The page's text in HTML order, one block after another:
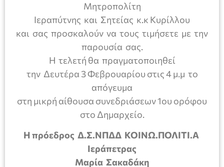
Μητροπολίτη
Ιεραπύτνης και Σητείας κ.κ Κυρίλλου
και σας προσκαλούν να τους τιμήσετε με την
παρουσία σας.
Η τελετή θα πραγματοποιηθεί
την Δευτέρα 3 Φεβρουαρίου στις 4 μ.μ το
απόγευμα
στη μικρή αίθουσα συνεδριάσεων 1ου ορόφου
στο Δημαρχείο.
Η πρόεδρος Δ.Σ.ΝΠΔΔ ΚΟΙΝΩ.ΠΟΛΙΤΙ.Α
Ιεράπετρας
Μαρία Σακαδάκη